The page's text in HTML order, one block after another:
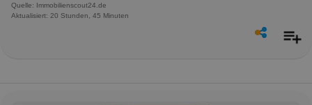
Quelle: Immobilienscout24.de
Aktualisiert: 20 Stunden, 45 Minuten